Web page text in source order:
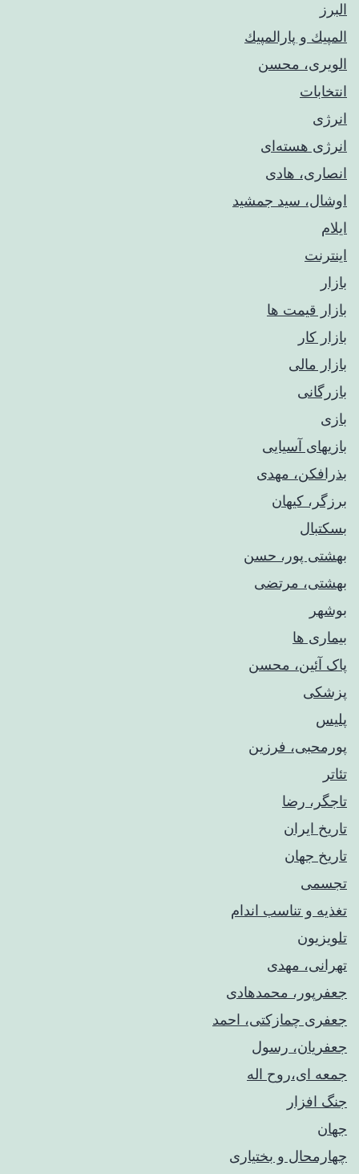
البرز
المپيك و پارالمپيك
الویری، محسن
انتخابات
انرژی
انرژی هسته‌ای
انصاری، هادی
اوشال، سید جمشید
ایلام
اینترنت
بازار
بازار قیمت ها
بازار کار
بازار مالی
بازرگانی
بازی
بازیهای آسیایی
بذرافکن، مهدی
برزگر، کیهان
بسکتبال
بهشتی پور، حسن
بهشتی، مرتضی
بوشهر
بیماری ها
پاک آئین، محسن
پزشکی
پلیس
پورمحبی، فرزین
تئاتر
تاجگر، رضا
تاریخ ایران
تاریخ جهان
تجسمی
تغذیه و تناسب اندام
تلویزیون
تهرانی، مهدی
جعفرپور، محمدهادی
جعفری چمازکتی، احمد
جعفریان، رسول
جمعه ای،روح اله
جنگ افزار
جهان
چهارمحال و بختیاری